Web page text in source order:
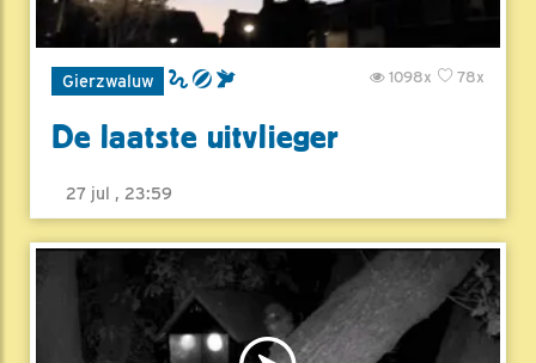
Gierzwaluw 78x
1098x
De laatste uitvlieger
27 jul , 23:59